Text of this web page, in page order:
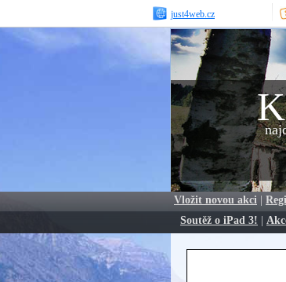
just4web.cz
Vložit novou akci |
Soutěž o iPad 3! |